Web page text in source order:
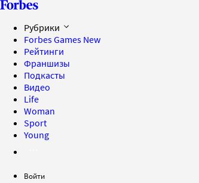
Рубрики
Forbes Games New
Рейтинги
Франшизы
Подкасты
Видео
Life
Woman
Sport
Young
Войти